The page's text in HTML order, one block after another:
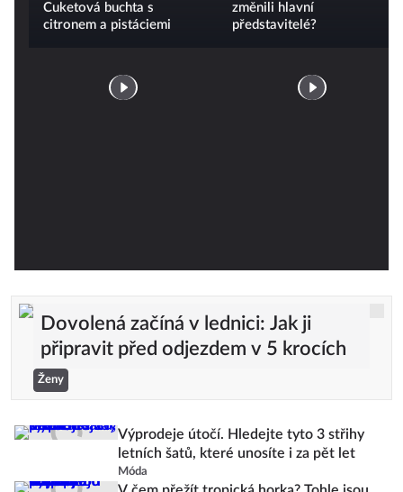
Cuketová buchta s
citronem a pistáciemi
změnili hlavní
představitelé?
Dovolená začíná v lednici: Jak ji
připravit před odjezdem v 5 krocích
Ženy
Výprodeje útočí. Hledejte tyto 3 střihy
letních šatů, které unosíte i za pět let
Móda